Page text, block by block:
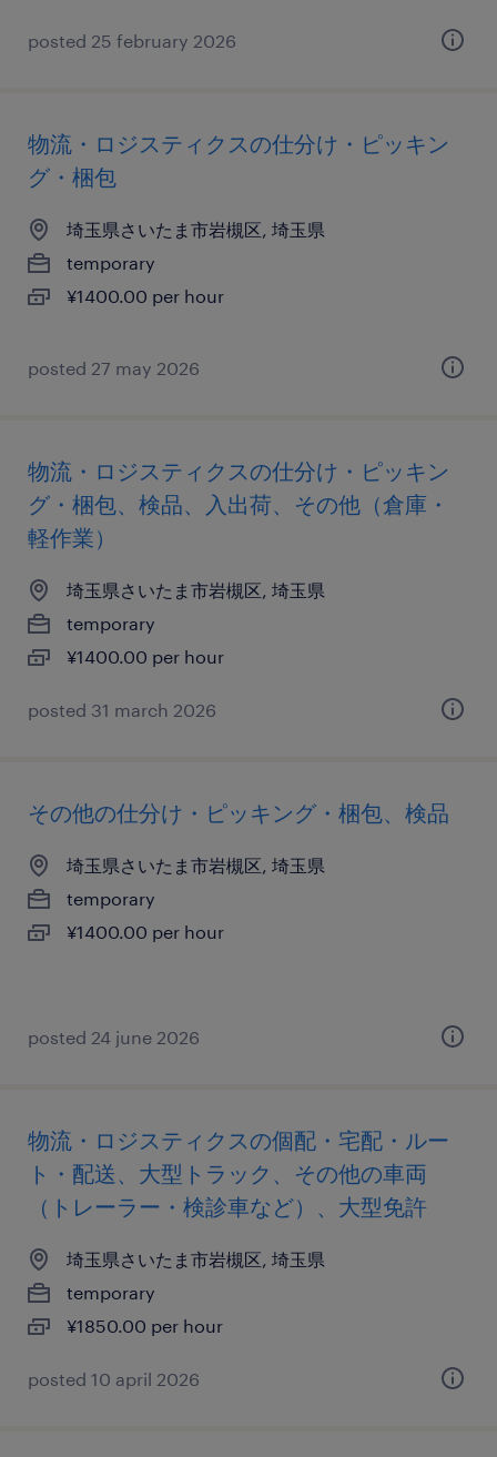
posted 25 february 2026
物流・ロジスティクスの仕分け・ピッキン
グ・梱包
埼玉県さいたま市岩槻区, 埼玉県
temporary
¥1400.00 per hour
posted 27 may 2026
物流・ロジスティクスの仕分け・ピッキン
グ・梱包、検品、入出荷、その他（倉庫・
軽作業）
埼玉県さいたま市岩槻区, 埼玉県
temporary
¥1400.00 per hour
posted 31 march 2026
その他の仕分け・ピッキング・梱包、検品
埼玉県さいたま市岩槻区, 埼玉県
temporary
¥1400.00 per hour
posted 24 june 2026
物流・ロジスティクスの個配・宅配・ルー
ト・配送、大型トラック、その他の車両
（トレーラー・検診車など）、大型免許
埼玉県さいたま市岩槻区, 埼玉県
temporary
¥1850.00 per hour
posted 10 april 2026